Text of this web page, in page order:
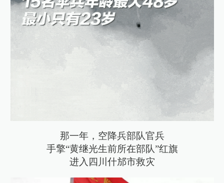
那一年，空降兵部队官兵
手擎“黄继光生前所在部队”红旗
进入四川什邡市救灾